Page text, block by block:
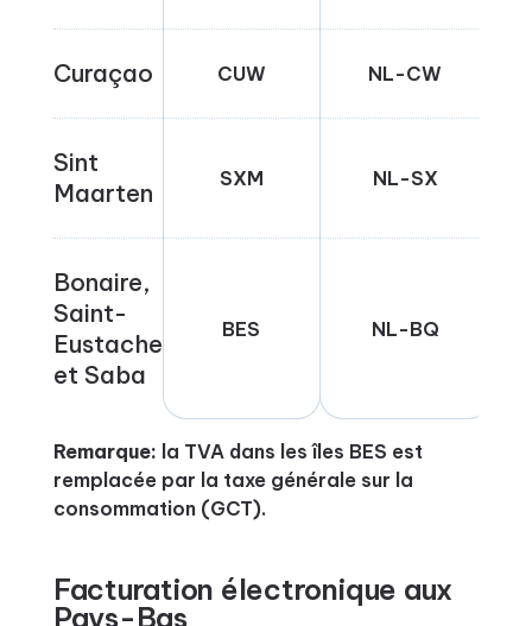
Curaçao CUW NL-CW
Sint
Maarten
SXM NL-SX
Bonaire,
Saint-
Eustache
et Saba
BES NL-BQ
Remarque: la TVA dans les îles BES est
remplacée par la taxe générale sur la
consommation (GCT).
Facturation électronique aux
Pays-Bas